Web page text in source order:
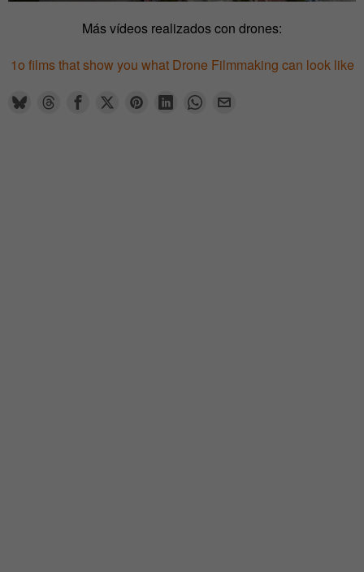
Más vídeos realizados con drones:
1o films that show you what Drone Filmmaking can look like